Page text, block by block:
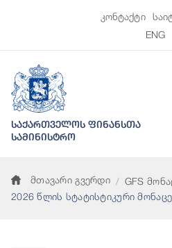
კონტაქტი
ENG
საქართველოს ფინანსთა
სამინისტრო
მთავარი გვერდი
GFS
2026 წლის სტატისტიკური